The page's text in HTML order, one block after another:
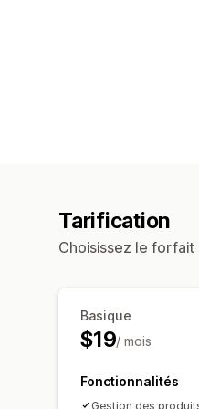
Tarification
Choisissez le
Basique
$19/ mois
Fonctionnalités
Gestion des